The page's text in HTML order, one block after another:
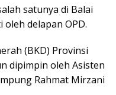
satunya di Balai
delapan OPD.
(BKD) Provinsi
dipimpin oleh Asisten
Rahmat Mirzani